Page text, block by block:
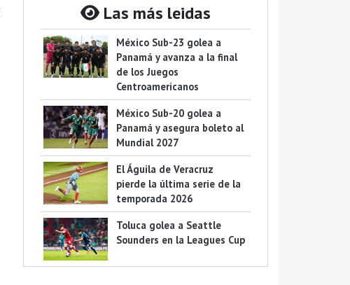
Las más leidas
México Sub-23 golea a
Panamá y avanza a la final
de los Juegos
Centroamericanos
México Sub-20 golea a
Panamá y asegura boleto al
Mundial 2027
El Águila de Veracruz
pierde la última serie de la
temporada 2026
Toluca golea a Seattle
Sounders en la Leagues Cup